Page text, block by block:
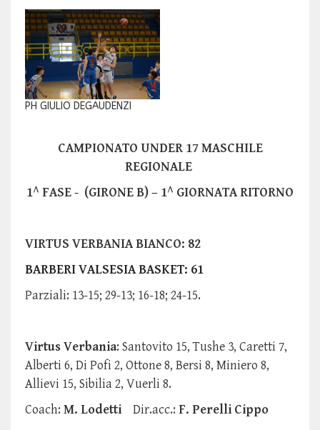
PH GIULIO DEGAUDENZI
CAMPIONATO UNDER 17 MASCHILE
REGIONALE
1^ FASE - (GIRONE B) – 1^ GIORNATA RITORNO
VIRTUS VERBANIA BIANCO: 82
BARBERI VALSESIA BASKET: 61
Parziali: 13-15; 29-13; 16-18; 24-15.
Virtus Verbania: Santovito 15, Tushe 3, Caretti 7,
Alberti 6, Di Pofi 2, Ottone 8, Bersi 8, Miniero 8,
Allievi 15, Sibilia 2, Vuerli 8.
Coach: M. Lodetti Dir.acc.: F. Perelli Cippo